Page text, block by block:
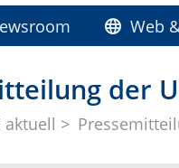
Web
der
aktuell